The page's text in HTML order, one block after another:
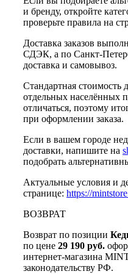
и бренду, откройте
проверьте правила на
Доставка заказов
СДЭК, а по Санкт-
доставка и самовывоз.
Стандартная
отдельных населённых
отличаться, поэтому
при оформлении заказа.
Если в вашем городе
доставки, напишите на
подобрать
Актуальные условия и
странице: https://
ВОЗВРАТ
Возврат по позиции
по цене 29 190 руб.
интернет-магазина
законодательству РФ.